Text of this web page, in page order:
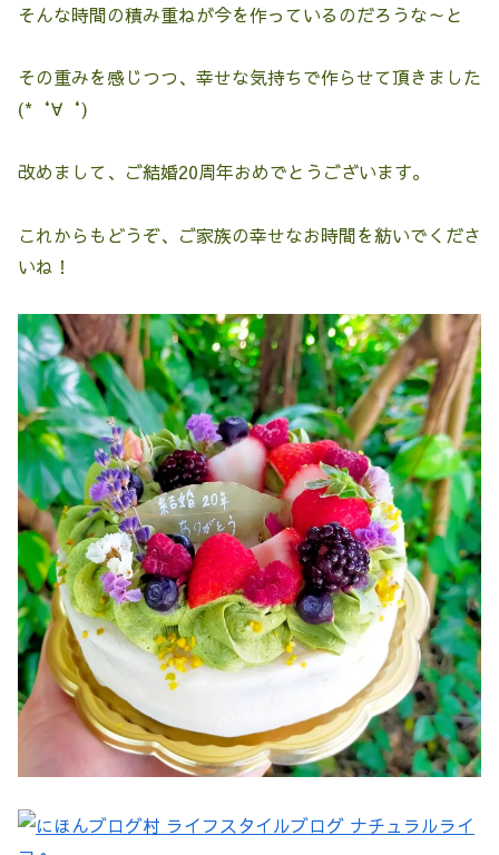
そんな時間の積み重ねが今を作っているのだろうな～と
その重みを感じつつ、幸せな気持ちで作らせて頂きました
(*‘∀‘)
改めまして、ご結婚20周年おめでとうございます。
これからもどうぞ、ご家族の幸せなお時間を紡いでくださ
いね！